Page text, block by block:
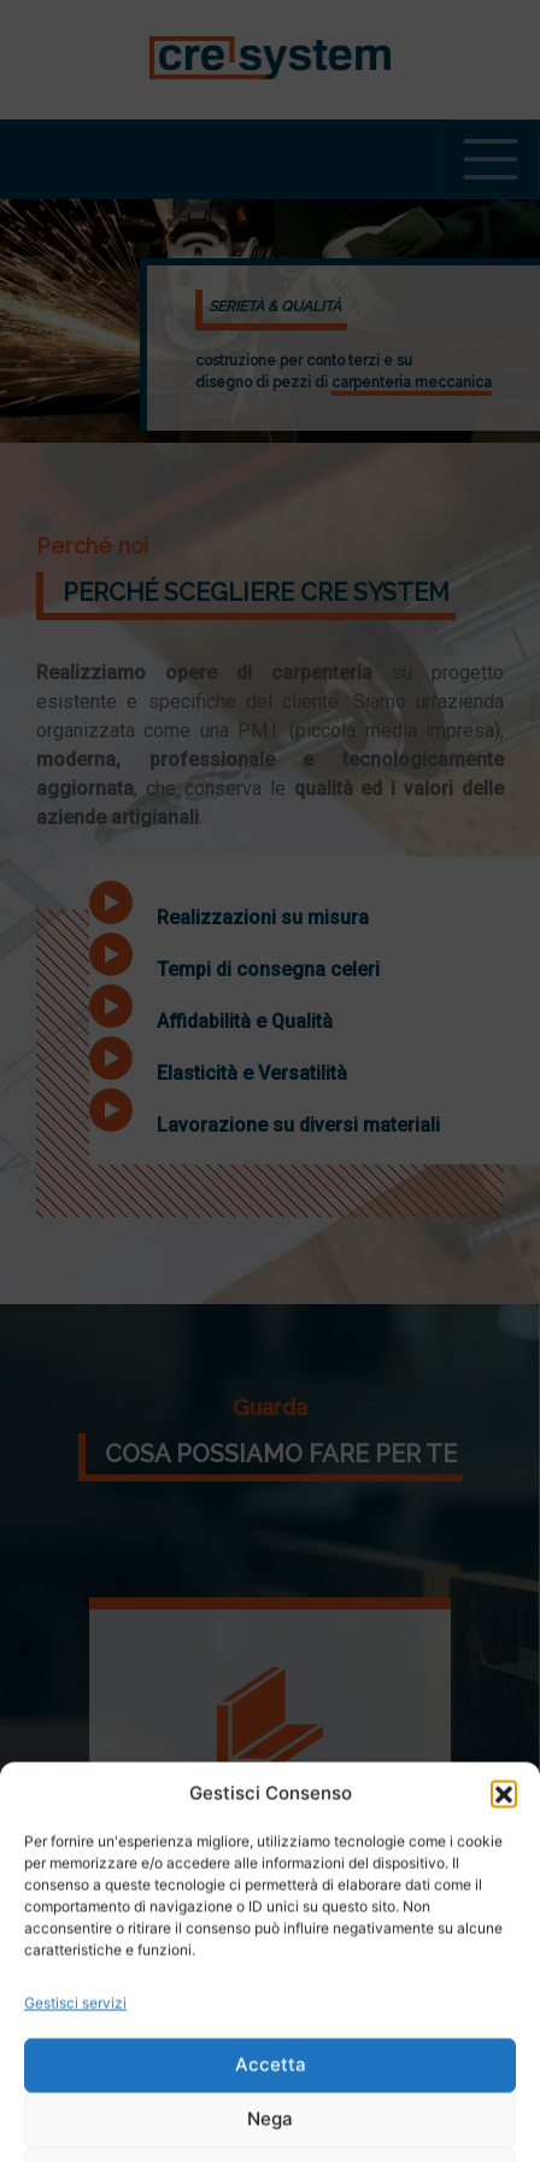
Gestisci Consenso
Per fornire un'esperienza migliore, utilizziamo tecnologie come i cookie
per memorizzare e/o accedere alle informazioni del dispositivo. Il
consenso a queste tecnologie ci permetterà di elaborare dati come il
comportamento di navigazione o ID unici su questo sito. Non
acconsentire o ritirare il consenso può influire negativamente su alcune
caratteristiche e funzioni.
Gestisci servizi
Accetta
Nega
Navigazione Principale
SERIETÀ & QUALITÀ
costruzione per conto terzi e su
disegno di pezzi di carpenteria meccanica
Perché noi
PERCHÉ SCEGLIERE CRE SYSTEM
Realizziamo opere di carpenteria su progetto
esistente e specifiche del cliente. Siamo un'azienda
organizzata come una P.M.I. (piccola media impresa),
moderna, professionale e tecnologicamente
aggiornata, che conserva le qualità ed i valori delle
aziende artigianali.
Realizzazioni su misura
Tempi di consegna celeri
Affidabilità e Qualità
Elasticità e Versatilità
Lavorazione su diversi materiali
Guarda
COSA POSSIAMO FARE PER TE
Lavorazioni
Acciaio Inox e Alluminio